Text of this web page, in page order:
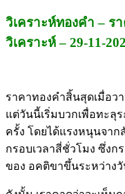
วิเคราะห์ทองคำ – ร
วิเคราะห์ – 29-11-
ราคาทองคำสิ้นสุดเมื่อว
แต่วันนี้เริ่มบวกเพื่อทะลุ
ครั้ง โดยได้แรงหนุนจา
กรอบเวลาสี่ชั่วโมง ซึ่งก
ของ อคติขาขึ้นระหว่าง